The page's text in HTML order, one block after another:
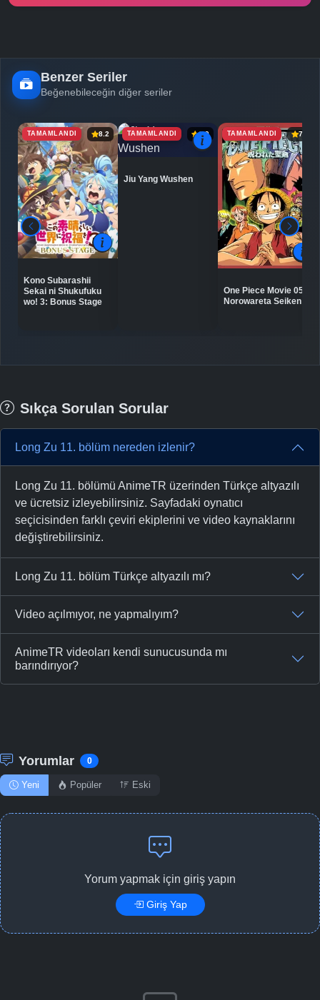
Benzer Seriler
Beğenebileceğin diğer seriler
TAMAMLANDI 8.2
Kono Subarashii
Sekai ni Shukufuku
wo! 3: Bonus Stage
TAMAMLANDI 6.9
Jiu Yang Wushen
TAMAMLANDI 7.1
One Piece Movie 05:
Norowareta Seiken
Sıkça Sorulan Sorular
Long Zu 11. bölüm nereden izlenir?
Long Zu 11. bölümü AnimeTR üzerinden Türkçe altyazılı
ve ücretsiz izleyebilirsiniz. Sayfadaki oynatıcı
seçicisinden farklı çeviri ekiplerini ve video kaynaklarını
değiştirebilirsiniz.
Long Zu 11. bölüm Türkçe altyazılı mı?
Video açılmıyor, ne yapmalıyım?
AnimeTR videoları kendi sunucusunda mı
barındırıyor?
Yorumlar 0
Yeni Popüler Eski
Yorum yapmak için giriş yapın
Giriş Yap